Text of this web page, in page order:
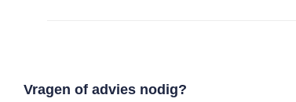
Vragen of advies nodig?